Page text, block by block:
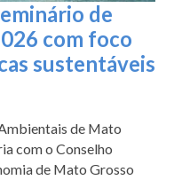
de
com foco
sustentáveis
de Mato
com o Conselho
de Mato Grosso